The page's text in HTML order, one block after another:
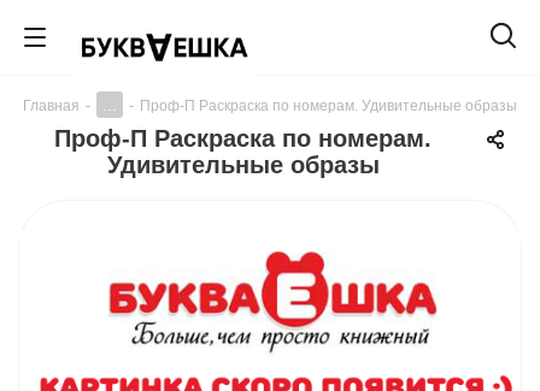
Главная - - Проф-П Раскраска по номерам. Удивительные образы
Проф-П Раскраска по номерам.
Удивительные образы